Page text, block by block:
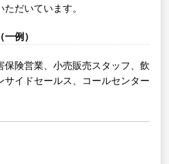
だいています。
例）
険営業、小売販売スタッフ、飲
イドセールス、コールセンター